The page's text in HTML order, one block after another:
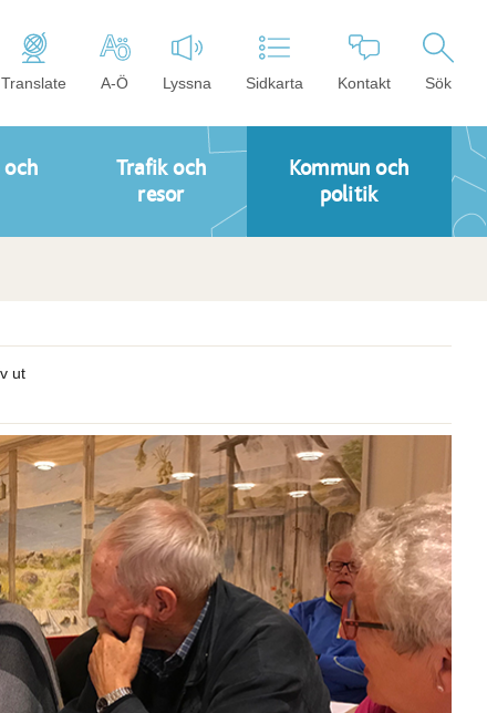
Translate A-Ö Lyssna Sidkarta Kontakt Sök
och
Trafik och
resor
Kommun och
politik
ut